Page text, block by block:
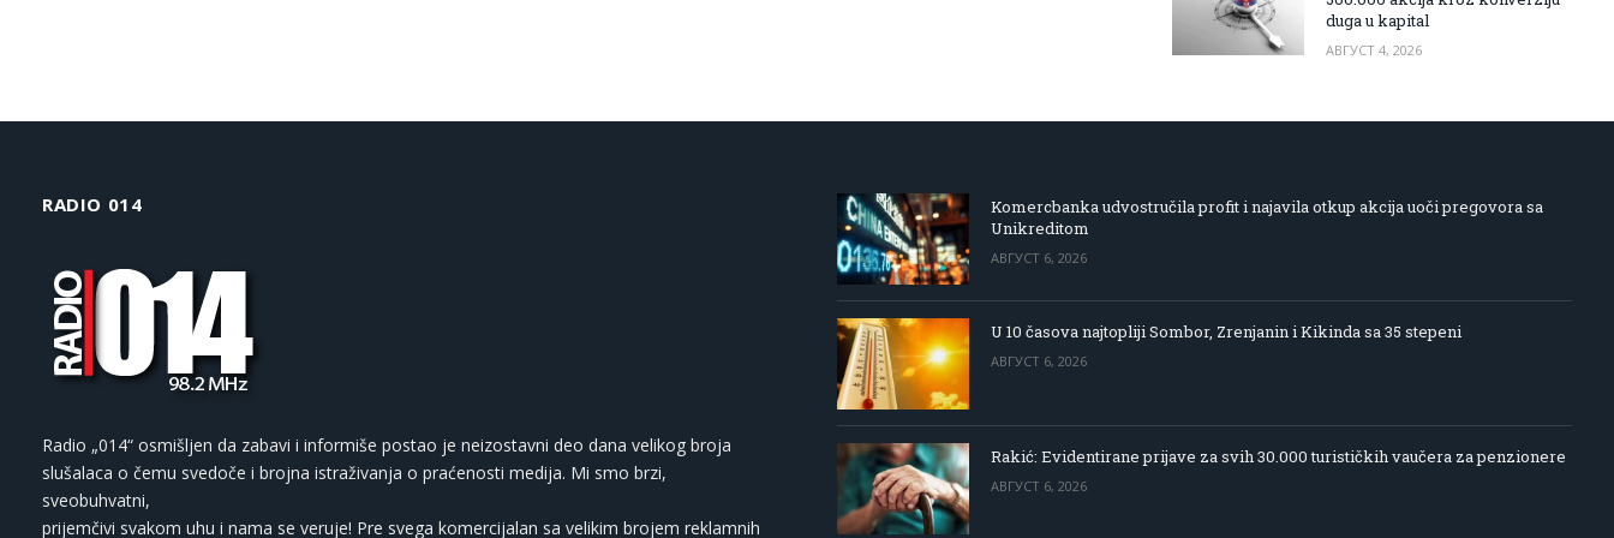
duga u kapital
АВГУСТ 4, 2026
RADIO 014
Radio „014“ osmišljen da zabavi i informiše postao je neizostavni deo dana velikog broja
slušalaca o čemu svedoče i brojna istraživanja o praćenosti medija. Mi smo brzi,
sveobuhvatni,
prijemčivi svakom uhu i nama se veruje! Pre svega komercijalan sa velikim brojem reklamnih
Komercbanka udvostručila profit i najavila otkup akcija uoči pregovora sa
Unikreditom
АВГУСТ 6, 2026
U 10 časova najtopliji Sombor, Zrenjanin i Kikinda sa 35 stepeni
АВГУСТ 6, 2026
Rakić: Evidentirane prijave za svih 30.000 turističkih vaučera za penzionere
АВГУСТ 6, 2026